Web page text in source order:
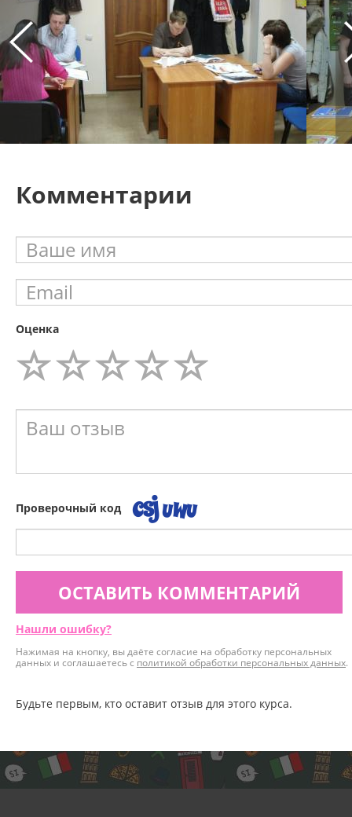
Комментарии
Оценка
Проверочный код
ОСТАВИТЬ КОММЕНТАРИЙ
Нашли ошибку?
Нажимая на кнопку, вы даёте согласие на обработку персональных
данных и соглашаетесь с политикой обработки персональных данных.
Будьте первым, кто оставит отзыв для этого курса.